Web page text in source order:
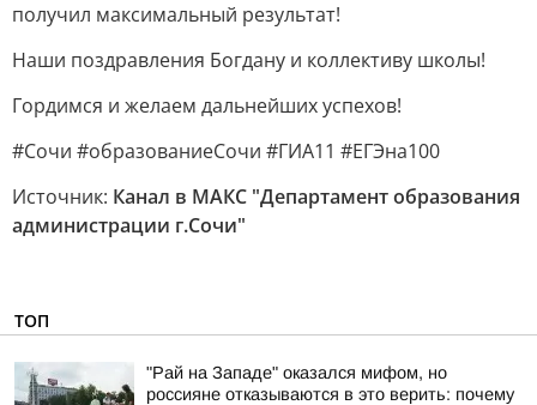
получил максимальный результат!
Наши поздравления Богдану и коллективу школы!
Гордимся и желаем дальнейших успехов!
#Сочи #образованиеСочи #ГИА11 #ЕГЭна100
Источник: Канал в МАКС "Департамент образования
администрации г.Сочи"
ТОП
"Рай на Западе" оказался мифом, но
россияне отказываются в это верить: почему